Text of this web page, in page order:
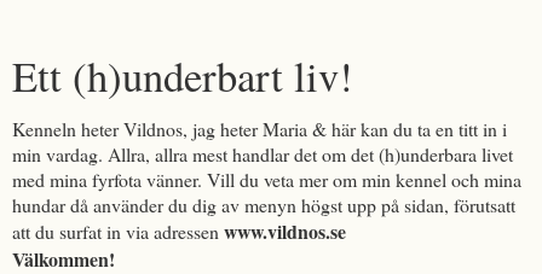
Ett (h)underbart liv!
Kenneln heter Vildnos, jag heter Maria & här kan du ta en titt in i
min vardag. Allra, allra mest handlar det om det (h)underbara livet
med mina fyrfota vänner. Vill du veta mer om min kennel och mina
hundar då använder du dig av menyn högst upp på sidan, förutsatt
att du surfat in via adressen www.vildnos.se
Välkommen!